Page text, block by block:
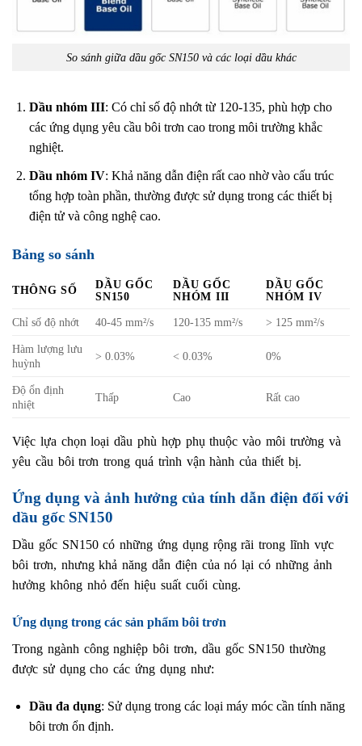
So sánh giữa dầu gốc SN150 và các loại dầu khác
Dầu nhóm III: Có chỉ số độ nhớt từ 120-135, phù hợp cho
các ứng dụng yêu cầu bôi trơn cao trong môi trường khắc
nghiệt.
Dầu nhóm IV: Khả năng dẫn điện rất cao nhờ vào cấu trúc
tổng hợp toàn phần, thường được sử dụng trong các thiết bị
điện tử và công nghệ cao.
Bảng so sánh
THÔNG SỐ
DẦU GỐC
SN150
DẦU GỐC
NHÓM III
DẦU GỐC
NHÓM IV
Chỉ số độ nhớt
40-45 mm²/s 120-135 mm²/s > 125 mm²/s
Hàm lượng lưu
huỳnh
> 0.03% < 0.03% 0%
Độ ổn định
nhiệt
Thấp Cao Rất cao
Việc lựa chọn loại dầu phù hợp phụ thuộc vào môi trường và
yêu cầu bôi trơn trong quá trình vận hành của thiết bị.
Ứng dụng và ảnh hưởng của tính dẫn điện đối với
dầu gốc SN150
Dầu gốc SN150 có những ứng dụng rộng rãi trong lĩnh vực
bôi trơn, nhưng khả năng dẫn điện của nó lại có những ảnh
hưởng không nhỏ đến hiệu suất cuối cùng.
Ứng dụng trong các sản phẩm bôi trơn
Trong ngành công nghiệp bôi trơn, dầu gốc SN150 thường
được sử dụng cho các ứng dụng như:
Dầu đa dụng: Sử dụng trong các loại máy móc cần tính năng
bôi trơn ổn định.